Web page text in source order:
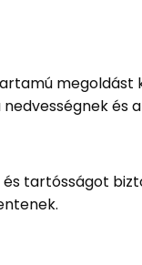
megoldást
és
tartósságot